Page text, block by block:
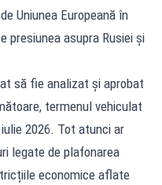
Uniunea Europeană în
presiunea asupra Rusiei și
să fie analizat și aprobat
termenul vehiculat
2026. Tot atunci ar
legate de plafonarea
economice aflate